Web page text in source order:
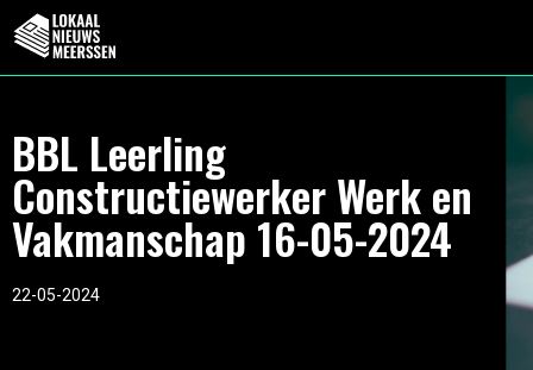
BBL Leerling
Constructiewerker Werk en
Vakmanschap 16-05-2024
22-05-2024